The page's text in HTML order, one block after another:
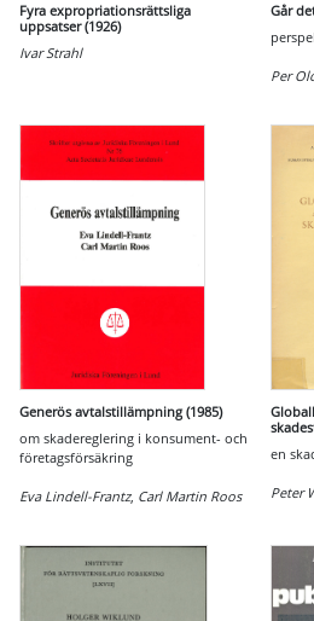
Fyra expropriationsrättsliga
uppsatser (1926)
Ivar Strahl
Går
Per
Generös avtalstillämpning (1985)
om skadereglering i konsument- och
företagsförsäkring
Eva Lindell-Frantz, Carl Martin Roos
en
Peter